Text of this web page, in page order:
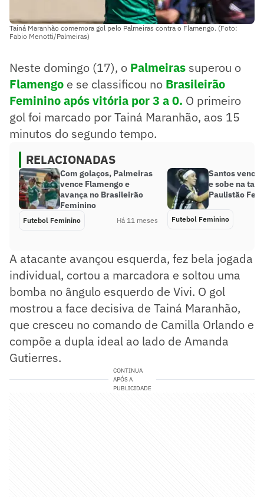
Tainá Maranhão comemora gol pelo Palmeiras contra o Flamengo. (Foto:
Fabio Menotti/Palmeiras)
Neste domingo (17), o Palmeiras superou o
Flamengo e se classificou no Brasileirão
Femininoapós vitória por 3 a 0. O primeiro
gol foi marcado por Tainá Maranhão, aos 15
minutos do segundo tempo.
RELACIONADAS
Com golaços, Palmeiras
vence Flamengo e
avança no Brasileirão
Feminino
Futebol Feminino Há 11 meses
Santos vence
e sobe na
Paulistão
Futebol Feminino
A atacante avançou esquerda, fez bela jogada
individual, cortou a marcadora e soltou uma
bomba no ângulo esquerdo de Vivi. O gol
mostrou a face decisiva de Tainá Maranhão,
que cresceu no comando de Camilla Orlando e
compõe a dupla ideal ao lado de Amanda
Gutierres.
CONTINUA
APÓS A
PUBLICIDADE